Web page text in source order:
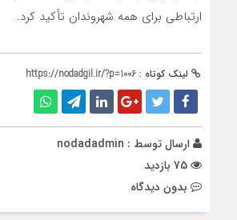
ارتباطی برای همه شهروندان تأکید کرد.
لینک کوتاه : https://nodadgil.ir/?p=1006
ارسال توسط : nodadadmin
بدون دیدگاه